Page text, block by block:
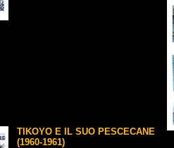
TIKOYO E IL SUO PESCECANE
(1960-1961)